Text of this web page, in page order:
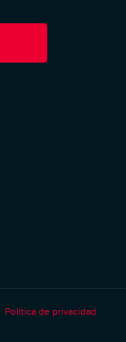
Política de privacidad